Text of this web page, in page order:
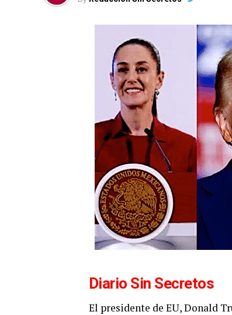
Diario Sin Secretos
El presidente de EU, Donald